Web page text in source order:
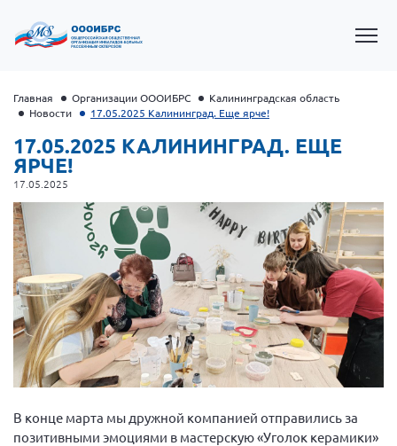
Президент Власов Я.В.
Первый вице-президент Кичигина Н. Ф.
Генеральный директор Матвиевская О.В.
Вице-президент Зрячева Н.В.
Информационная служба
Главная Организации ОООИБРС
Калининградская область
Новости
17.05.2025 Калининград. Еще ярче!
17.05.2025 КАЛИНИНГРАД. ЕЩЕ
ЯРЧЕ!
17.05.2025
В конце марта мы дружной компанией отправились за
позитивными эмоциями в мастерскую «Уголок керамики»